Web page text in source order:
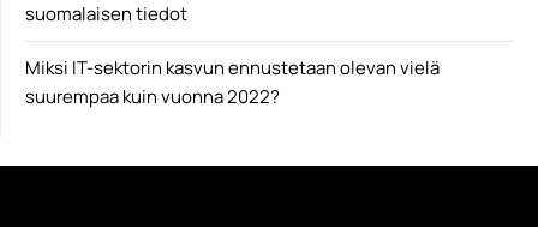
suomalaisen tiedot
Miksi IT-sektorin kasvun ennustetaan olevan vielä
suurempaa kuin vuonna 2022?